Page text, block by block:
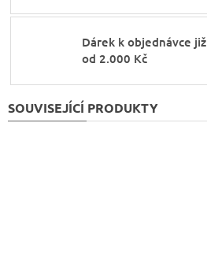
Dárek k objednávce již
od 2.000 Kč
SOUVISEJÍCÍ PRODUKTY